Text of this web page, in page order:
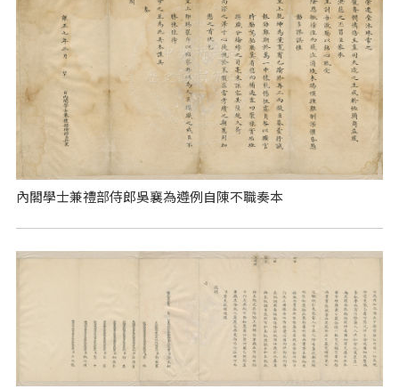
內閣學士兼禮部侍郎吳襄為遵例自陳不職奏本